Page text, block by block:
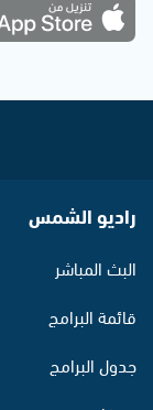
راديو الشمس
البث المباشر
قائمة البرامج
جدول البرامج